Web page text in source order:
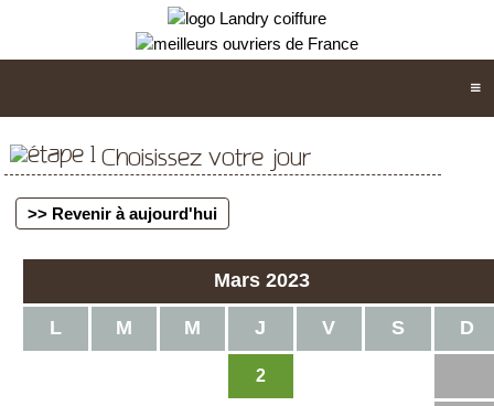
Choisissez votre jour
>> Revenir à aujourd'hui
Mars 2023
L M M J V S D
2